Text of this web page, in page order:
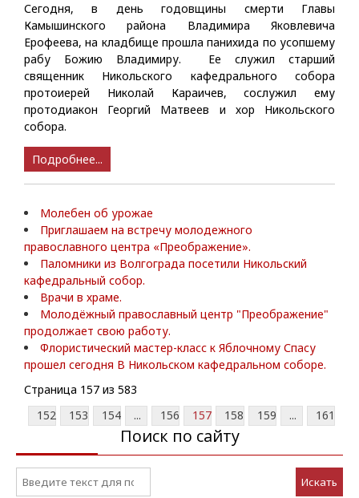
Сегодня, в день годовщины смерти Главы
Камышинского района Владимира Яковлевича
Ерофеева, на кладбище прошла панихида по усопшему
рабу Божию Владимиру. Ее служил старший
священник Никольского кафедрального собора
протоиерей Николай Караичев, сослужил ему
протодиакон Георгий Матвеев и хор Никольского
собора.
Подробнее...
Молебен об урожае
Приглашаем на встречу молодежного
православного центра «Преображение».
Паломники из Волгограда посетили Никольский
кафедральный собор.
Врачи в храме.
Молодёжный православный центр "Преображение"
продолжает свою работу.
Флористический мастер-класс к Яблочному Спасу
прошел сегодня В Никольском кафедральном соборе.
Страница 157 из 583
152
153 154 ... 156 157 158 159 ... 161
Поиск по сайту
Искать